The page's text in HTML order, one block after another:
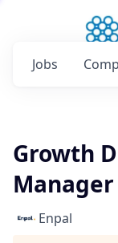
Jobs
Growth
Enpal